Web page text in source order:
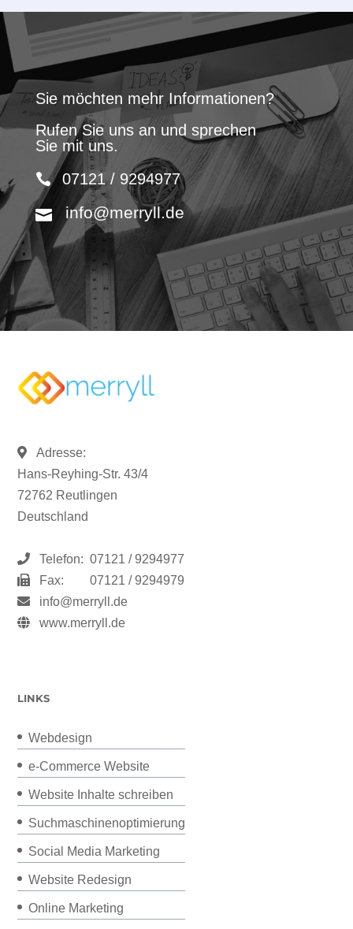
Sie möchten mehr Informationen?
Rufen Sie uns an und sprechen
Sie mit uns.
07121 / 9294977
info@merryll.de
Adresse:
Hans-Reyhing-Str. 43/4
72762 Reutlingen
Deutschland
Telefon: 07121 / 9294977
Fax:
07121 / 9294979
info@merryll.de
www.merryll.de
LINKS
Webdesign
e-Commerce Website
Website Inhalte schreiben
Suchmaschinenoptimierung
Social Media Marketing
Website Redesign
Online Marketing